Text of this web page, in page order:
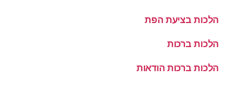
הלכות בציעת הפת
הלכות ברכות
הלכות ברכות הודאות